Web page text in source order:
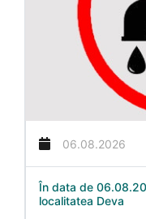
06.08.2026
În data de
localitatea Deva